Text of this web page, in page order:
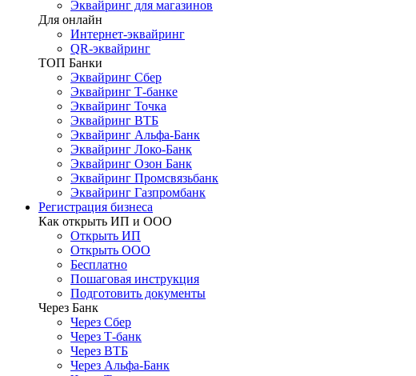
Эквайринг для магазинов
Для онлайн
Интернет-эквайринг
QR-эквайринг
ТОП Банки
Эквайринг Сбер
Эквайринг Т-банке
Эквайринг Точка
Эквайринг ВТБ
Эквайринг Альфа-Банк
Эквайринг Локо-Банк
Эквайринг Озон Банк
Эквайринг Промсвязьбанк
Эквайринг Газпромбанк
Регистрация бизнеса
Как открыть ИП и ООО
Открыть ИП
Открыть ООО
Бесплатно
Пошаговая инструкция
Подготовить документы
Через Банк
Через Сбер
Через Т-банк
Через ВТБ
Через Альфа-Банк